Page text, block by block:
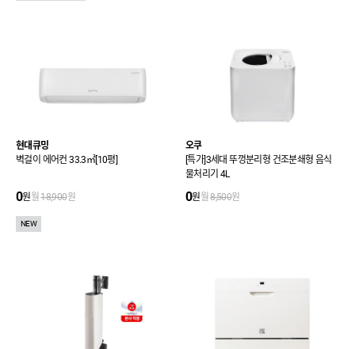
현대큐밍
벽걸이 에어컨 33.3㎡[10평]
0원월18,900원
NEW
오쿠
[특가]3세대 뚜껑분리형 건조분쇄형 음식
물처리기 4L
0원월8,500원